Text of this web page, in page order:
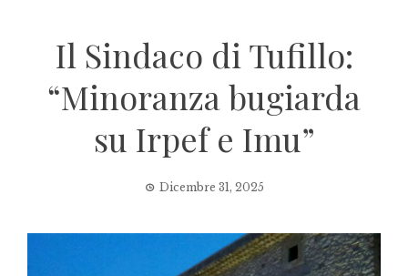
Il Sindaco di Tufillo:
“Minoranza bugiarda
su Irpef e Imu”
Dicembre 31, 2025